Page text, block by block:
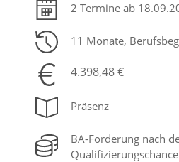
2 Termine ab
11 Monate,
4.398,48 €
Präsenz
BA-Förderung nach